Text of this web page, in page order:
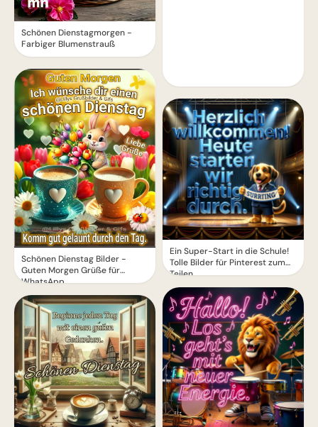
Schönen Dienstagmorgen -
Farbiger Blumenstrauß
Schönen Dienstag Bilder -
Guten Morgen Grüße für
WhatsApp
Ein Super-Start in die Schule!
Tolle Bilder für Pinterest zum
Teilen.